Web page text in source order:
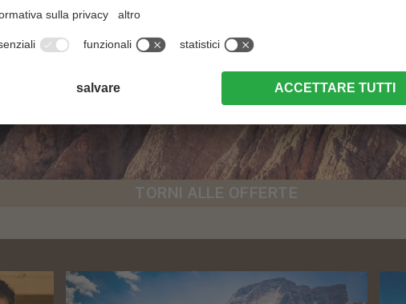
TORNI ALLE OFFERTE